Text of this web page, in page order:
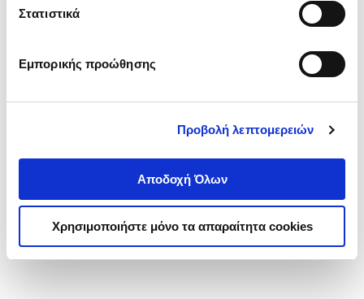
Στατιστικά
Εμπορικής προώθησης
Προβολή λεπτομερειών
Αποδοχή Όλων
Χρησιμοποιήστε μόνο τα απαραίτητα cookies